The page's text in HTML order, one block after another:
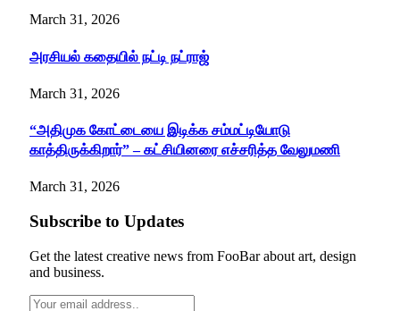
March 31, 2026
அரசியல் கதையில் நட்டி நட்ராஜ்
March 31, 2026
“அதிமுக கோட்டையை இடிக்க சம்மட்டியோடு
காத்திருக்கிறார்” – கட்சியினரை எச்சரித்த வேலுமணி
March 31, 2026
Subscribe to Updates
Get the latest creative news from FooBar about art, design
and business.